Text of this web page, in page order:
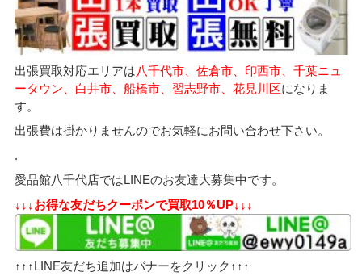
出張買取対応エリアは八千代市、佐倉市、印西市、千葉ニュ
ータウン、白井市、船橋市、習志野市、花見川区になりま
す。
出張費は掛かりませんのでお気軽にお問い合わせ下さい。
.
愛品館八千代店ではLINEのお友達大募集中です。
↓↓↓お得な友だちクーポンで買取10％UP↓↓↓
↑↑↑LINE友だち追加はバナーをクリック↑↑↑